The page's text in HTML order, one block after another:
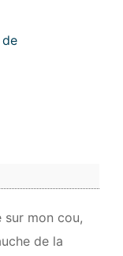
mon cou,
de la